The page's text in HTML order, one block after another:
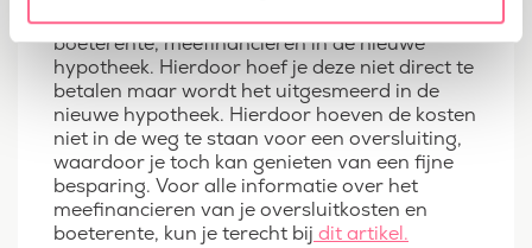
Je kan de oversluit kosten, inclusief de
boeterente, meefinancieren in de nieuwe
hypotheek. Hierdoor hoef je deze niet direct te
betalen maar wordt het uitgesmeerd in de
nieuwe hypotheek. Hierdoor hoeven de kosten
niet in de weg te staan voor een oversluiting,
waardoor je toch kan genieten van een fijne
besparing. Voor alle informatie over het
meefinancieren van je oversluitkosten en
boeterente, kun je terecht bij dit artikel.